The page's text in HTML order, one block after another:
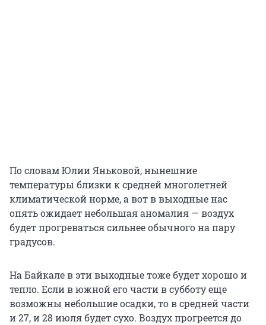
По словам Юлии Яньковой, нынешние
температуры близки к средней многолетней
климатической норме, а вот в выходные нас
опять ожидает небольшая аномалия — воздух
будет прогреваться сильнее обычного на пару
градусов.
На Байкале в эти выходные тоже будет хорошо и
тепло. Если в южной его части в субботу еще
возможны небольшие осадки, то в средней части
и 27, и 28 июля будет сухо. Воздух прогреется до